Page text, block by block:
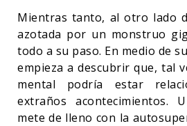
Mientras tanto, al otro lado
azotada por un monstruo
todo a su paso. En medio de
empieza a descubrir que, tal
mental podría estar
extraños acontecimientos.
mete de lleno con la